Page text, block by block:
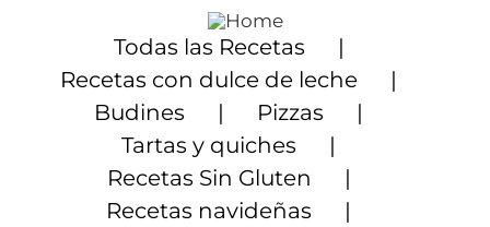
contenido
Todas las Recetas
Recetas con dulce de leche
Budines
Pizzas
Tartas y quiches
Recetas Sin Gluten
Recetas navideñas